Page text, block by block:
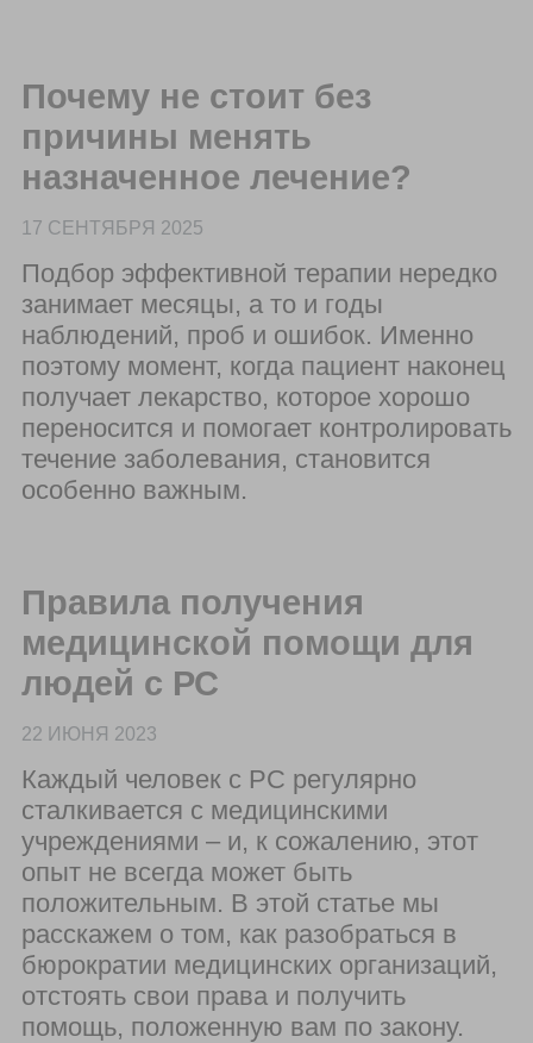
Почему не стоит без
причины менять
назначенное лечение?
17 СЕНТЯБРЯ 2025
Подбор эффективной терапии нередко
занимает месяцы, а то и годы
наблюдений, проб и ошибок. Именно
поэтому момент, когда пациент наконец
получает лекарство, которое хорошо
переносится и помогает контролировать
течение заболевания, становится
особенно важным.
Правила получения
медицинской помощи для
людей с РС
22 ИЮНЯ 2023
Каждый человек с РС регулярно
сталкивается с медицинскими
учреждениями – и, к сожалению, этот
опыт не всегда может быть
положительным. В этой статье мы
расскажем о том, как разобраться в
бюрократии медицинских организаций,
отстоять свои права и получить
помощь, положенную вам по закону.